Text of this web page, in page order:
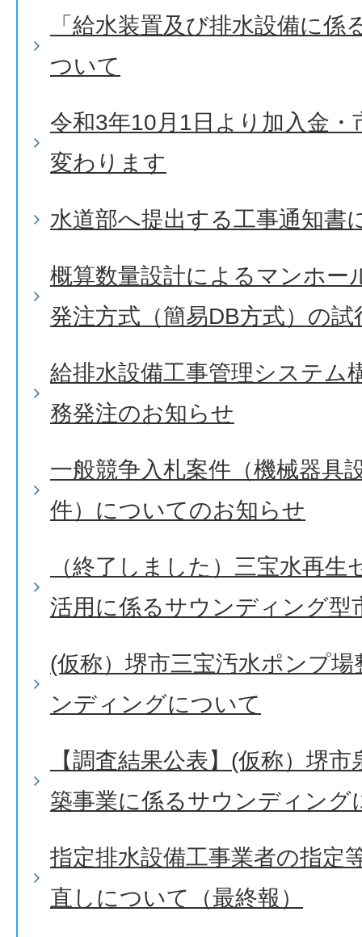
「給水装置及び排水設備に係
ついて
令和3年10月1日より加入金・
変わります
水道部へ提出する工事通知書
概算数量設計によるマンホー
発注方式（簡易DB方式）の
給排水設備工事管理システム
務発注のお知らせ
一般競争入札案件（機械器具
件）についてのお知らせ
（終了しました）三宝水再
活用に係るサウンディング型
(仮称）堺市三宝汚水ポンプ
ンディングについて
【調査結果公表】(仮称）堺
築事業に係るサウンディング
指定排水設備工事業者の指定
直しについて（最終報）